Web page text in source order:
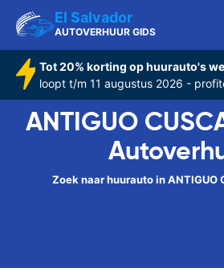
El Salvador
AUTOVERHUUR GIDS
Tot 20% korting op huurauto's
loopt t/m 11 augustus 2026 -
ANTIGUO
Zoek naar huurauto in ANTIGUO